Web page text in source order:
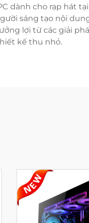
dành cho rạp hát
sáng tạo nội
lợi từ các giải
kế thu nhỏ.